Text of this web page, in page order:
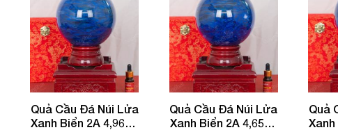
Quả Cầu Đá Núi Lửa
Xanh Biển 2A 4,96kg
Quả Cầu Đá Núi Lửa
Xanh Biển 2A 4,65kg
Quả
Xanh